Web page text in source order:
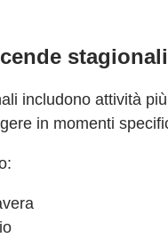
stagionali
includono attività più
in momenti